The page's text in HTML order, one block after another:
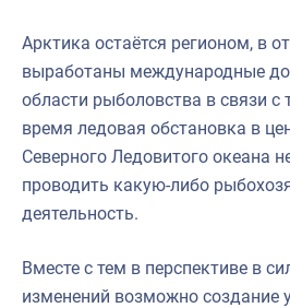
Арктика остаётся регионом, в
выработаны международные
области рыболовства в связи с
время ледовая обстановка в
Северного Ледовитого океана
проводить какую-либо
деятельность.
Вместе с тем в перспективе в
изменений возможно создание